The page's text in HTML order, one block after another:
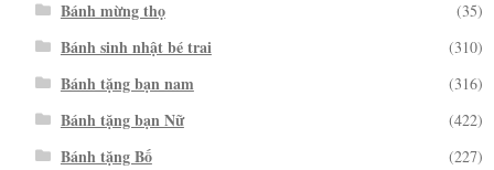
Bánh mừng thọ (35)
Bánh sinh nhật bé trai (310)
Bánh tặng bạn nam (316)
Bánh tặng bạn Nữ (422)
Bánh tặng Bố (227)